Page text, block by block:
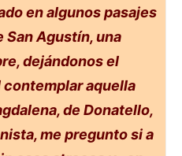
en algunos pasajes
San Agustín, una
dejándonos el
contemplar aquella
de Donatello,
me pregunto si a